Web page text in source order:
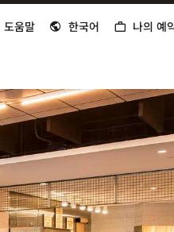
도움말 한국어 나의 예